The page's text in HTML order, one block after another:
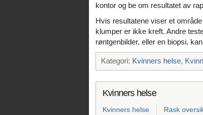
kontor og be om resultatet av
Hvis resultatene viser et
klumper er ikke kreft. Andre
røntgenbilder, eller en biopsi,
Kategori: Kvinners helse,
Kvinners helse
Kvinners helse Rask